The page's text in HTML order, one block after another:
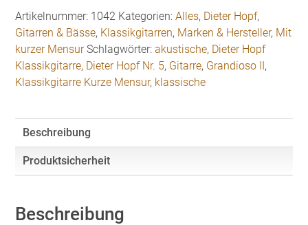
Artikelnummer: 1042 Kategorien:Alles, Dieter Hopf,
Gitarren & Bässe, Klassikgitarren, Marken & Hersteller, Mit
kurzer Mensur Schlagwörter:akustische, Dieter Hopf
Klassikgitarre, Dieter Hopf Nr. 5, Gitarre, Grandioso II,
Klassikgitarre Kurze Mensur, klassische
Beschreibung
Produktsicherheit
Beschreibung